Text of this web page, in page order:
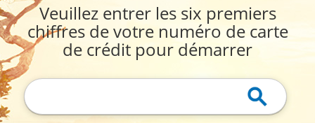
Veuillez entrer les six premiers
chiffres de votre numéro de carte
de crédit pour démarrer